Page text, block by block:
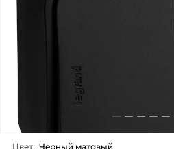
Цвет: Черный матовый